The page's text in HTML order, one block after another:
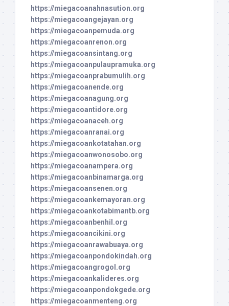
https://miegacoanahnasution.org
https://miegacoangejayan.org
https://miegacoanpemuda.org
https://miegacoanrenon.org
https://miegacoansintang.org
https://miegacoanpulaupramuka.org
https://miegacoanprabumulih.org
https://miegacoanende.org
https://miegacoanagung.org
https://miegacoantidore.org
https://miegacoanaceh.org
https://miegacoanranai.org
https://miegacoankotatahan.org
https://miegacoanwonosobo.org
https://miegacoanampera.org
https://miegacoanbinamarga.org
https://miegacoansenen.org
https://miegacoankemayoran.org
https://miegacoankotabimantb.org
https://miegacoanbenhil.org
https://miegacoancikini.org
https://miegacoanrawabuaya.org
https://miegacoanpondokindah.org
https://miegacoangrogol.org
https://miegacoankalideres.org
https://miegacoanpondokgede.org
https://miegacoanmenteng.org